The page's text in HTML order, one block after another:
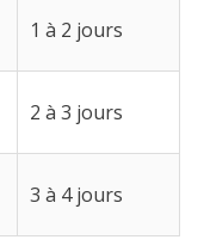
1 à 2 jours
2 à 3 jours
3 à 4 jours